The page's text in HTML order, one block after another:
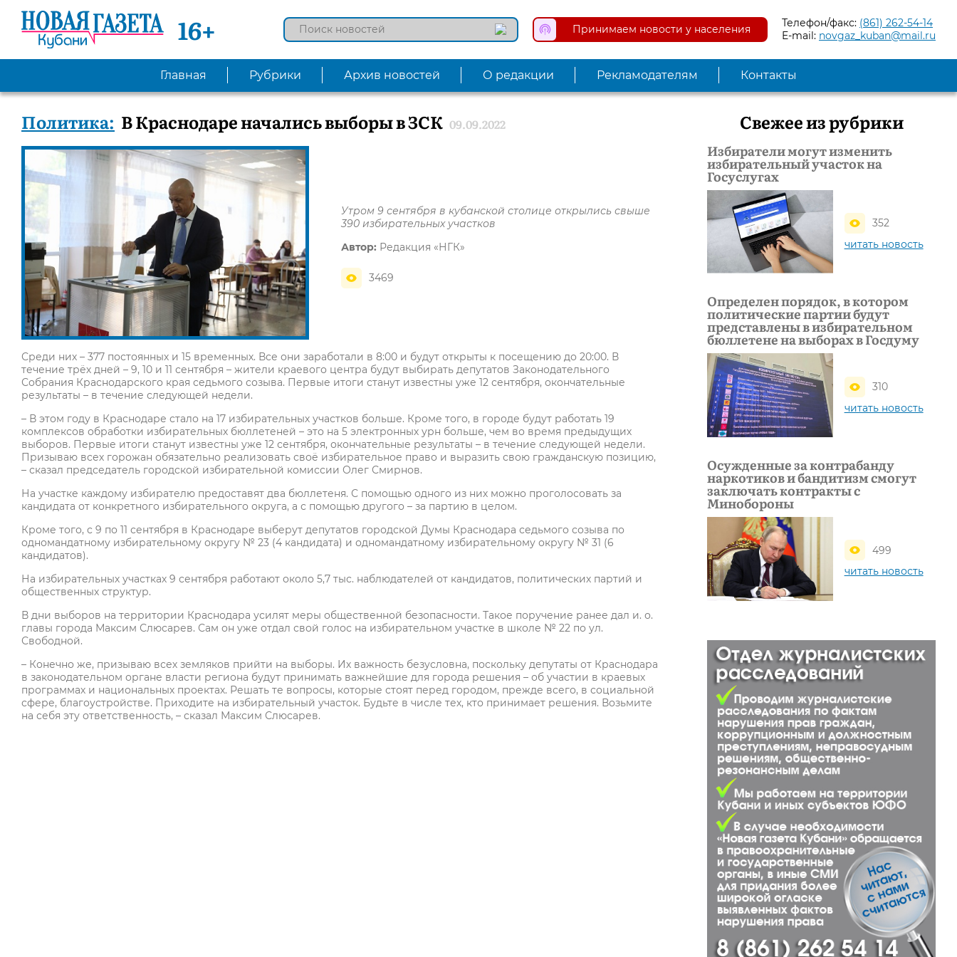
16+ Принимаем новости у населения Телефон/факс: (861) 262-54-14
E-mail: novgaz_kuban@mail.ru
Главная Рубрики Архив новостей О редакции Рекламодателям Контакты
Политика: В Краснодаре начались выборы в ЗСК 09.09.2022
Утром 9 сентября в кубанской столице открылись свыше
390 избирательных участков
Автор: Редакция «НГК»
3469
Среди них – 377 постоянных и 15 временных. Все они заработали в 8:00 и будут открыты к посещению до 20:00. В
течение трёх дней – 9, 10 и 11 сентября – жители краевого центра будут выбирать депутатов Законодательного
Собрания Краснодарского края седьмого созыва. Первые итоги станут известны уже 12 сентября, окончательные
результаты – в течение следующей недели.
– В этом году в Краснодаре стало на 17 избирательных участков больше. Кроме того, в городе будут работать 19
комплексов обработки избирательных бюллетеней – это на 5 электронных урн больше, чем во время предыдущих
выборов. Первые итоги станут известны уже 12 сентября, окончательные результаты – в течение следующей недели.
Призываю всех горожан обязательно реализовать своё избирательное право и выразить свою гражданскую позицию,
– сказал председатель городской избирательной комиссии Олег Смирнов.
На участке каждому избирателю предоставят два бюллетеня. С помощью одного из них можно проголосовать за
кандидата от конкретного избирательного округа, а с помощью другого – за партию в целом.
Кроме того, с 9 по 11 сентября в Краснодаре выберут депутатов городской Думы Краснодара седьмого созыва по
одномандатному избирательному округу № 23 (4 кандидата) и одномандатному избирательному округу № 31 (6
кандидатов).
На избирательных участках 9 сентября работают около 5,7 тыс. наблюдателей от кандидатов, политических партий и
общественных структур.
В дни выборов на территории Краснодара усилят меры общественной безопасности. Такое поручение ранее дал и. о.
главы города Максим Слюсарев. Сам он уже отдал свой голос на избирательном участке в школе № 22 по ул.
Свободной.
– Конечно же, призываю всех земляков прийти на выборы. Их важность безусловна, поскольку депутаты от Краснодара
в законодательном органе власти региона будут принимать важнейшие для города решения – об участии в краевых
программах и национальных проектах. Решать те вопросы, которые стоят перед городом, прежде всего, в социальной
сфере, благоустройстве. Приходите на избирательный участок. Будьте в числе тех, кто принимает решения. Возьмите
на себя эту ответственность, – сказал Максим Слюсарев.
Свежее из рубрики
Избиратели могут изменить
избирательный участок на
Госуслугах
352
читать новость
Определен порядок, в котором
политические партии будут
представлены в избирательном
бюллетене на выборах в Госдуму
310
читать новость
Осужденные за контрабанду
наркотиков и бандитизм смогут
заключать контракты с
Минобороны
499
читать новость